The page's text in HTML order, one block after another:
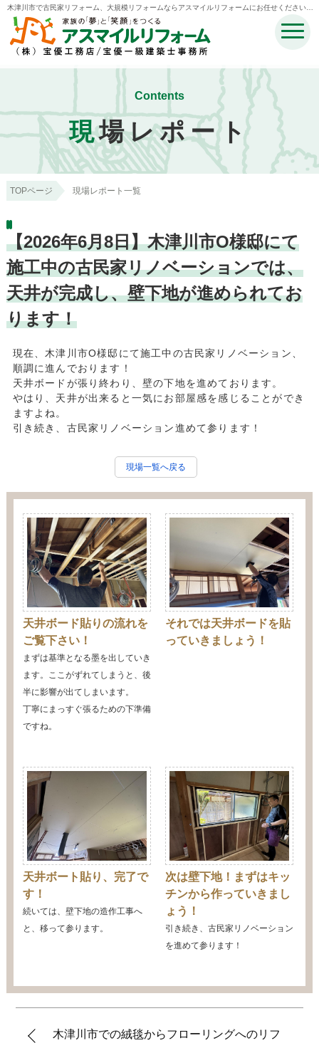
木津川市で古民家リフォーム、大規模リフォームならアスマイルリフォームにお任せください。 |
木津川市・奈良市・生駒市・精華町・井手町のリフォームのことなら宝優工務店アスマイルリフ
ォーム
Contents
現場レポート
TOPページ 現場レポート一覧
【2026年6月8日】木津川市O様邸にて
施工中の古民家リノベーションでは、
天井が完成し、壁下地が進められてお
ります！
現在、木津川市O様邸にて施工中の古民家リノベーション、
順調に進んでおります！
天井ボードが張り終わり、壁の下地を進めております。
やはり、天井が出来ると一気にお部屋感を感じることができ
ますよね。
引き続き、古民家リノベーション進めて参ります！
現場一覧へ戻る
天井ボード貼りの流れを
ご覧下さい！
まずは基準となる墨を出していき
ます。ここがずれてしまうと、後
半に影響が出てしまいます。
丁寧にまっすぐ張るための下準備
ですね。
それでは天井ボードを貼
っていきましょう！
天井ボート貼り、完了で
す！
続いては、壁下地の造作工事へ
と、移って参ります。
次は壁下地！まずはキッ
チンから作っていきまし
ょう！
引き続き、古民家リノベーション
を進めて参ります！
木津川市での絨毯からフローリングへのリフ